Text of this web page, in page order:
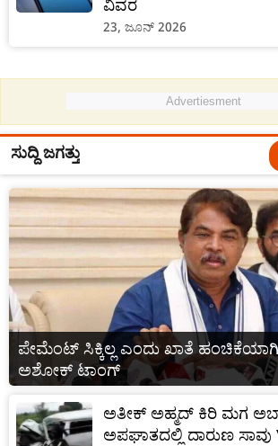
ವಿವರ
23, ಜೂನ್ 2026
Advertiesment
ಸುದ್ದಿ ಜಗತ್ತು
ಪೇಮೆಂಟ್ ಸಿಕ್ಕಿಲ್ಲ ಎಂದು ಖಾತೆ
ಅಶೋಕ್ ಟಾಂಗ್
ಅತೀಕ್ ಅಹ್ಮದ್ ಕಿರಿ ಮಗ
ಅಪಘಾತದಲ್ಲಿ ದಾರುಣ ಸಾವು